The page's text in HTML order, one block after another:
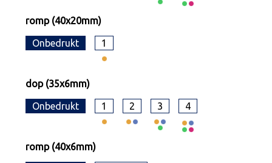
romp (40x20mm)
Onbedrukt 1
dop (35x6mm)
Onbedrukt 1 2 3 4
romp (40x6mm)